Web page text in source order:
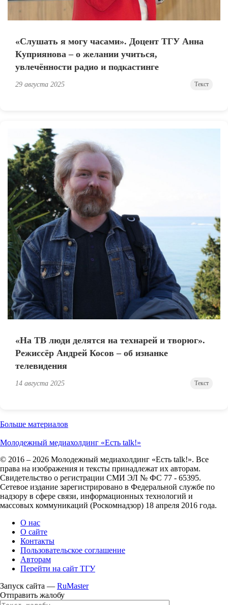
«Слушать я могу часами». Доцент ТГУ Анна
Куприянова – о желании учиться,
увлечённости радио и подкастинге
29 августа 2025 Текст
«На ТВ люди делятся на технарей и творюг».
Режиссёр Андрей Косов – об изнанке
телевидения
14 августа 2025 Текст
Больше материалов
Молодежный медиахолдинг «Есть talk!»
© 2016 – 2026 Молодежный медиахолдинг «Есть talk!». Все
права на изображения и тексты принадлежат их авторам.
Свидетельство о регистрации СМИ ЭЛ № ФС 77 - 65395.
Сетевое издание зарегистрировано в Федеральной службе по
надзору в сфере связи, информационных технологий и
массовых коммуникаций (Роскомнадзор) 18 апреля 2016 года.
О нас
О сайте
Контакты
Пользовательское соглашение
Авторам
Перейти на сайт ТГУ
Запуск сайта — RuMaster
Отправить жалобу